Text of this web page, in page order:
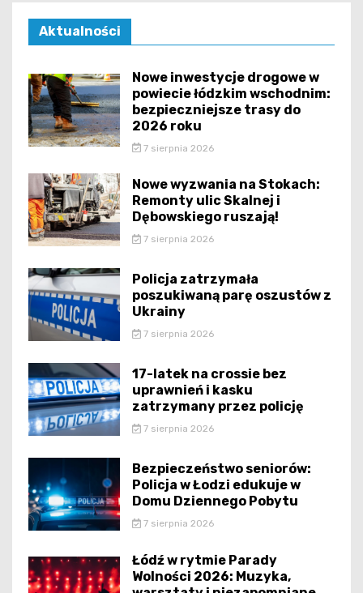
Aktualności
Nowe inwestycje drogowe w
powiecie łódzkim wschodnim:
bezpieczniejsze trasy do
2026 roku
7 sierpnia 2026
Nowe wyzwania na Stokach:
Remonty ulic Skalnej i
Dębowskiego ruszają!
7 sierpnia 2026
Policja zatrzymała
poszukiwaną parę oszustów z
Ukrainy
7 sierpnia 2026
17-latek na crossie bez
uprawnień i kasku
zatrzymany przez policję
7 sierpnia 2026
Bezpieczeństwo seniorów:
Policja w Łodzi edukuje w
Domu Dziennego Pobytu
7 sierpnia 2026
Łódź w rytmie Parady
Wolności 2026: Muzyka,